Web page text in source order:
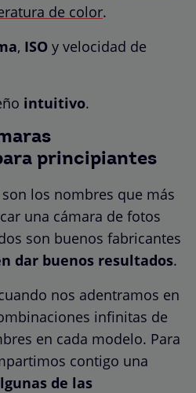
de color.
, ISO y velocidad de
intuitivo.
principiantes
son los nombres que más
una cámara de fotos
son buenos fabricantes
dar buenos resultados.
nos adentramos en
infinitas de
en cada modelo. Para
contigo una
de las